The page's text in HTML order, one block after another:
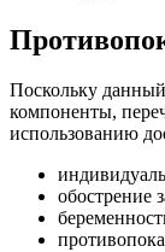
Поскольку
компоненты,
использованию
обострение